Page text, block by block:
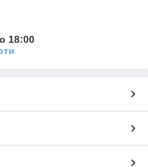
18:00